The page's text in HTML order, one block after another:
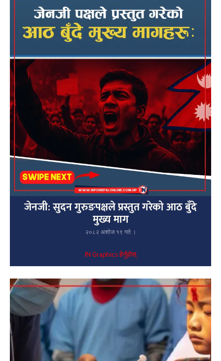
जेनजी: सुदन गुरुङपक्षले प्रस्तुत गरेको आठ बुँदे
मुख्य माग
२०८२ अशोज १९ गते ।
IN Graphics हेर्नुहोस्